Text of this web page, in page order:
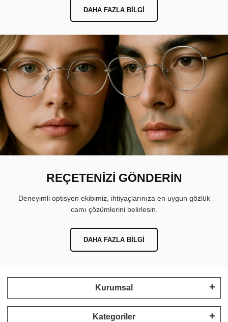
DAHA FAZLA BILGI
REÇETENİZİ GÖNDERİN
Deneyimli optisyen ekibimiz, ihtiyaçlarınıza en uygun gözlük
camı çözümlerini belirlesin.
DAHA FAZLA BILGI
Kurumsal
Kategoriler